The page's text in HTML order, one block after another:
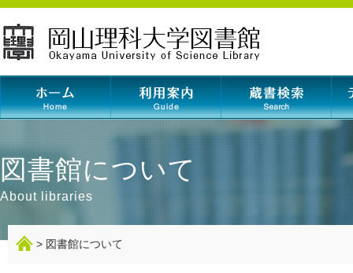
図書館について
About libraries
> 図書館について